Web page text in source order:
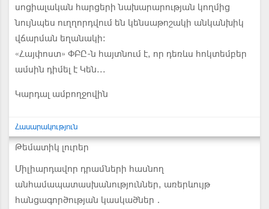
սոցիալական հարցերի նախարարության կողմից
նույնպես ուղղորդվում են կենսաթոշակի անկանխիկ
վճարման եղանակի:
«Հայփոստ» ՓԲԸ-ն հայտնում է, որ դեռևս հոկտեմբեր
ամսին դիմել է Կեն...
Կարդալ ամբողջովին
Հասարակություն
Թեմատիկ լուրեր
Միլիարդավոր դրամների հասնող
անհամապատասխանություններ, առերևույթ
հանցագործության կասկածներ․